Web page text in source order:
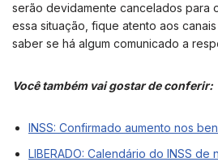
serão devidamente cancelados para
essa situação, fique atento aos
saber se há algum comunicado a
Você também vai gostar de conferir:
INSS: Confirmado aumento nos
LIBERADO: Calendário do INSS